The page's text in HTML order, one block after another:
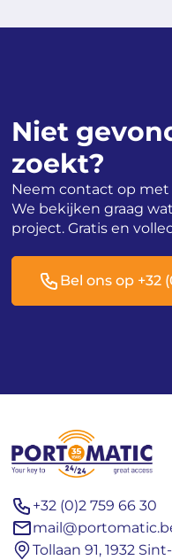
Niet
zoekt?
Neem contact op met
We bekijken graag
project. Gratis en
Bel ons op +32
+32 (0)2 759 66 30
Tollaan 91, 1932